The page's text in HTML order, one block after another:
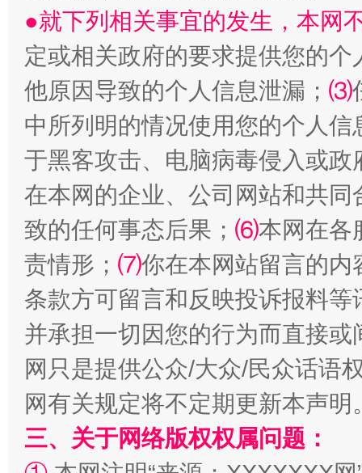
受贿1.44亿！段成刚被判无期
全民健身五年计划来了！等你上场
阿坝州三大球赛在茂县开幕
●就下列相关事宜的发生，本网
定或相关政府的要求提供您的个
他原因导致的个人信息泄漏； ⑶
中所列明的情况使用您的个人
于黑客攻击、电脑病毒侵入或
在本网的企业、公司网站和共
致的任何事态后果； ⑹本网在各
责情形； ⑺你在本网站留言的内
条款方可留言和反映投诉报料
并承担一切因您的行为而直接
网只是提供公众/大众/民众话语
网有关规定将不定期更新本声明
三、关于网络版权权属问题：